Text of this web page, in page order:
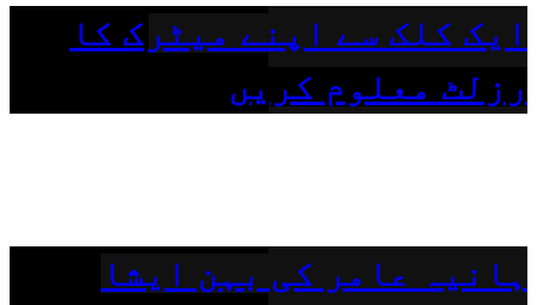
ایک کلک سے اپنے میٹرک کا
رزلٹ معلوم کریں
ہانیہ عامر کی بہن ایشا